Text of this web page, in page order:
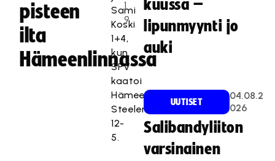
pisteen
ilta
Hämeenlinnassa
1
9
Sami
Koski
1+4,
kun
SPV
kaatoi
Hämeenlinnassa
Steelersin
12-
5.
kuussa –
lipunmyynti jo
auki
UUTISET
04.08.2
026
Salibandyliiton
varsinainen